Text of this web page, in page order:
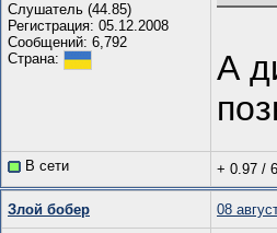
Слушатель (44.85)
Регистрация: 05.12.2008
Сообщений: 6,792
Страна:
А
В сети + 0.97 / 6
Злой бобер 08